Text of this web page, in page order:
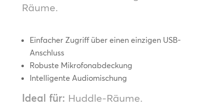
Räume.
Einfacher Zugriff über einen einzigen USB-
Anschluss
Robuste Mikrofonabdeckung
Intelligente Audiomischung
Ideal für: Huddle-Räume.